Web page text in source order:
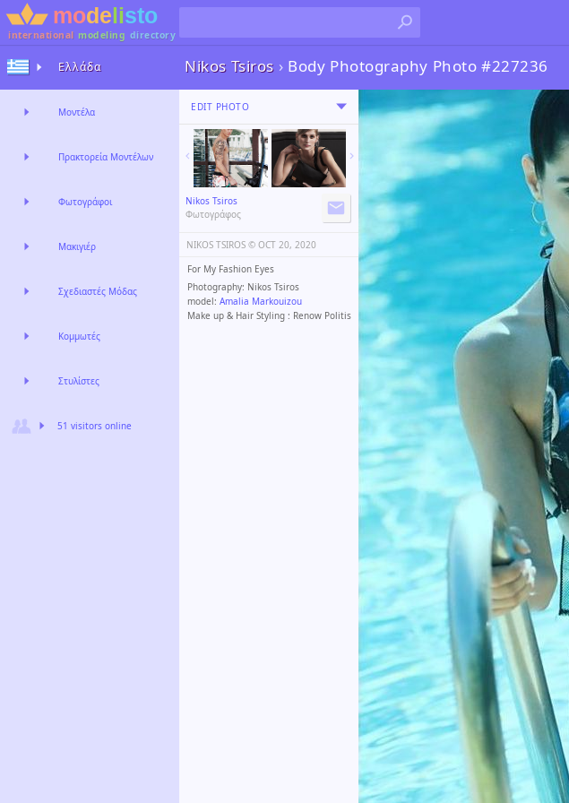
international modeling directory
Nikos Tsiros› Body Photography Photo #227236
EDIT PHOTO
Nikos Tsiros
Φωτογράφος
NIKOS TSIROS ©️ OCT 20, 2020
For My Fashion Eyes
Photography: Nikos Tsiros
model: Amalia Markouizou
Make up & Hair Styling : Renow Politis
Ελλάδα
Μοντέλα
Πρακτορεία Μοντέλων
Φωτογράφοι
Μακιγιέρ
Σχεδιαστές Μόδας
Κομμωτές
Στυλίστες
51 visitors online